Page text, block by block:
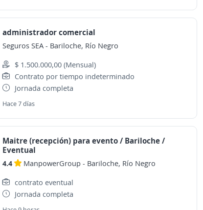
administrador comercial
Seguros SEA - Bariloche, Río Negro
$ 1.500.000,00 (Mensual)
Contrato por tiempo indeterminado
Jornada completa
Hace 7 días
Maitre (recepción) para evento / Bariloche /
Eventual
4.4 ManpowerGroup - Bariloche, Río Negro
contrato eventual
Jornada completa